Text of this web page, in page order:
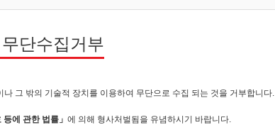
단수집거부
그 밖의 기술적 장치를 이용하여 무단으로 수집 되는 것을 거부합니다.
에 관한 법률」 에 의해 형사처벌됨을 유념하시기 바랍니다.